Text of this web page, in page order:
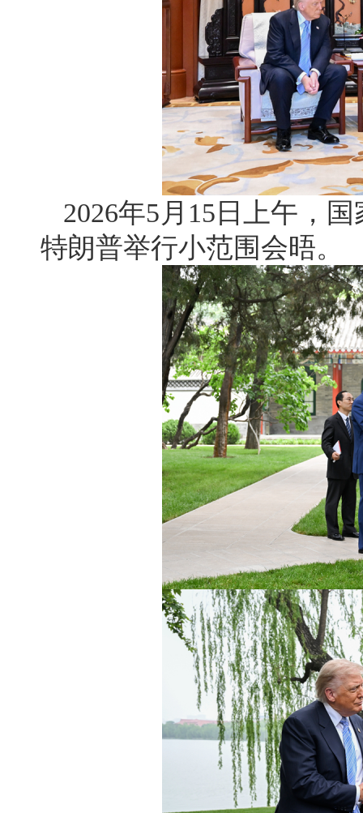
2026年5月15日上午，
特朗普举行小范围会晤。